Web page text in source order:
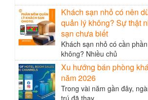
Khách sạn nhỏ có nên
quản lý không? Sự thật
sạn chưa biết
Khách sạn nhỏ có cần
không? Nhiều chủ
Xu hướng bán phòng
năm 2026
Trong vài năm gần đây,
trú đã thay